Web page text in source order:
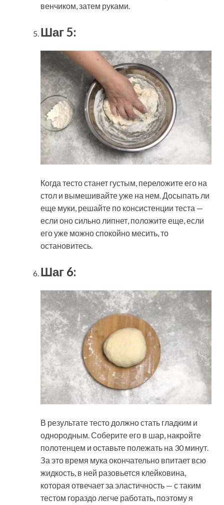
венчиком, затем руками.
Шаг 5:
Когда тесто станет густым, переложите его на
стол и вымешивайте уже на нем. Досыпать ли
еще муки, решайте по консистенции теста —
если оно сильно липнет, положите еще, если
его уже можно спокойно месить, то
остановитесь.
Шаг 6:
В результате тесто должно стать гладким и
однородным. Соберите его в шар, накройте
полотенцем и оставьте полежать на 30 минут.
За это время мука окончательно впитает всю
жидкость, в ней разовьется клейковина,
которая отвечает за эластичность — с таким
тестом гораздо легче работать, поэтому я